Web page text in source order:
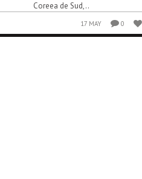
Coreea de Sud,..
17 MAY 0